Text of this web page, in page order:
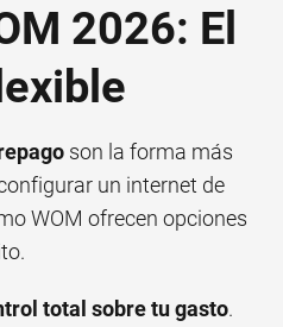
2026: El
son la forma más
un internet de
WOM ofrecen opciones
total sobre tu gasto.